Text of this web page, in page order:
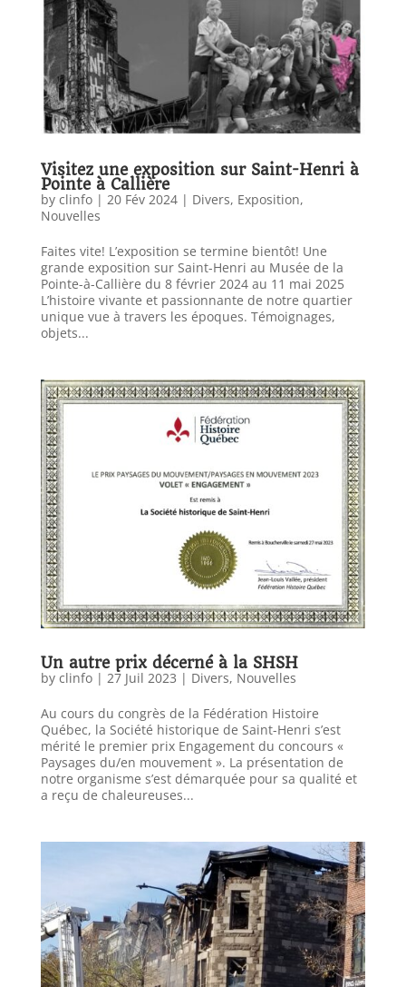
Visitez une exposition sur Saint-Henri à
Pointe à Callière
by clinfo| 20 Fév 2024| Divers, Exposition,
Nouvelles
Faites vite! L’exposition se termine bientôt! Une
grande exposition sur Saint-Henri au Musée de la
Pointe-à-Callière du 8 février 2024 au 11 mai 2025
L’histoire vivante et passionnante de notre quartier
unique vue à travers les époques. Témoignages,
objets...
Un autre prix décerné à la SHSH
by clinfo| 27 Juil 2023 | Divers, Nouvelles
Au cours du congrès de la Fédération Histoire
Québec, la Société historique de Saint-Henri s’est
mérité le premier prix Engagement du concours «
Paysages du/en mouvement ». La présentation de
notre organisme s’est démarquée pour sa qualité et
a reçu de chaleureuses...